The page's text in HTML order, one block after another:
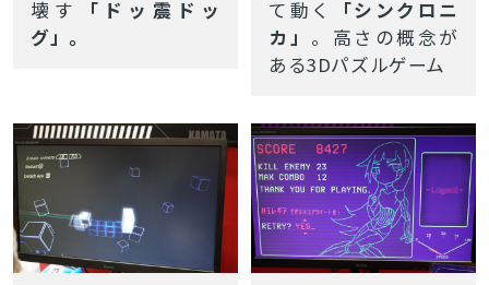
壊す
「ドッ震ドッ
グ」。
て動く
「シンクロニ
カ」 。高さの概念が
ある3Dパズルゲーム